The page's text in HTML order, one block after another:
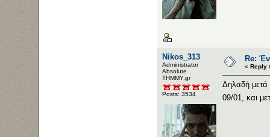
Nikos_313
Administrator
Αbsolute
ΤΗΜΜΥ.gr
Posts: 3534
Re:
« Reply
Δηλαδή μετά
09/01, και